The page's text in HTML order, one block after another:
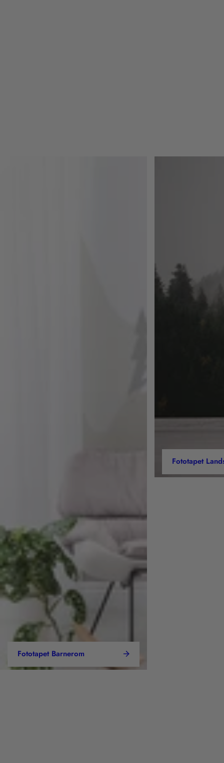
Fototapet Barnerom
Fototapet